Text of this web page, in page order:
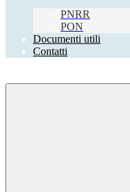
PNRR
PON
Documenti utili
Contatti